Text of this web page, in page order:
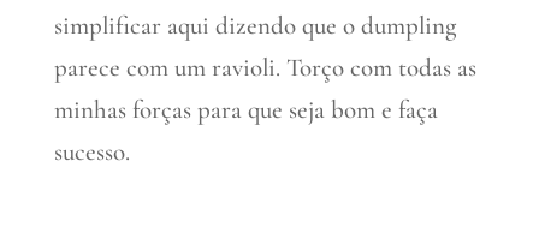
simplificar aqui dizendo que o dumpling
parece com um ravioli. Torço com todas as
minhas forças para que seja bom e faça
sucesso.